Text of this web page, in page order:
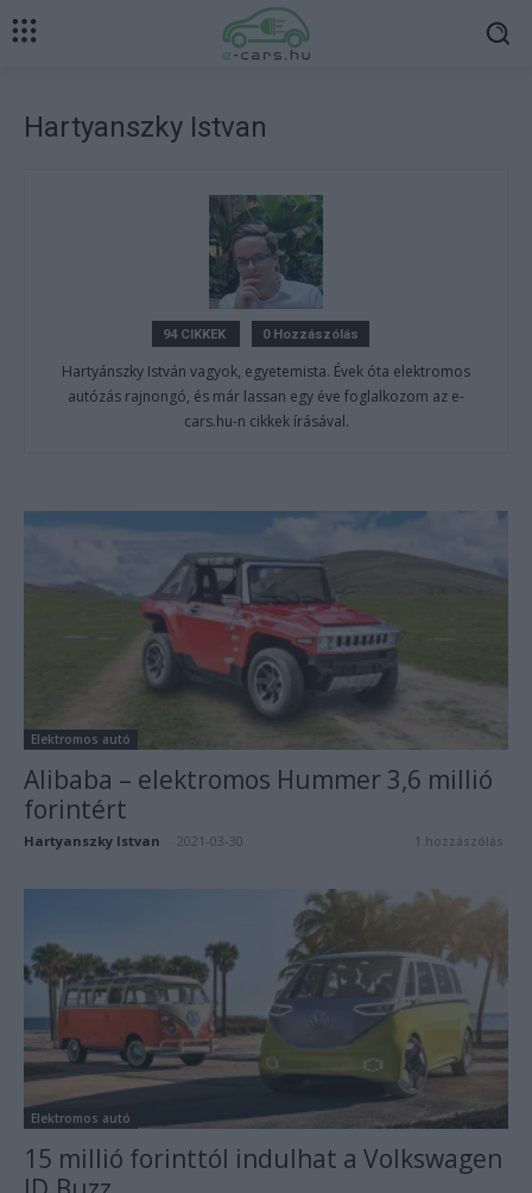
Hartyanszky Istvan
94 CIKKEK 0 Hozzászólás
Hartyánszky István vagyok, egyetemista. Évek óta elektromos
autózás rajnongó, és már lassan egy éve foglalkozom az e-
cars.hu-n cikkek írásával.
Elektromos autó
Alibaba – elektromos Hummer 3,6 millió
forintért
Hartyanszky Istvan 2021-03-30 1 hozzászólás
Elektromos autó
15 millió forinttól indulhat a Volkswagen